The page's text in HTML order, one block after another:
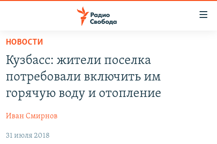
упрощенного
доступа
основному
Вернутся
ПРОГРАММЫ
ПОДКАСТЫ
АВТОРСКИЕ ПРОЕКТЫ
МНЕНИЯ
КУЛЬТУРА
НОВОСТИ
Кузбасс: жители поселка
потребовали включить им
горячую воду и отопление
Иван Смирнов
31 июля 2018